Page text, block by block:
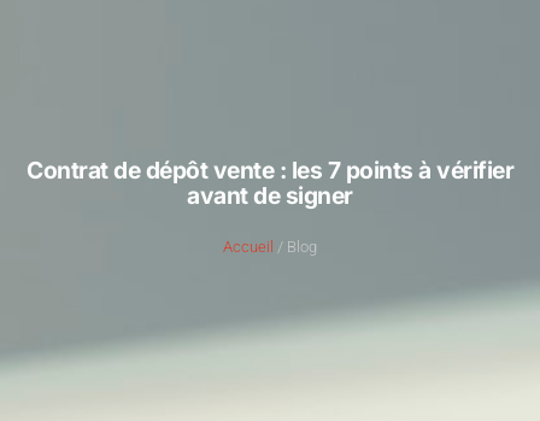
Contrat de dépôt vente : les 7 points à vérifier
avant de signer
Accueil / Blog